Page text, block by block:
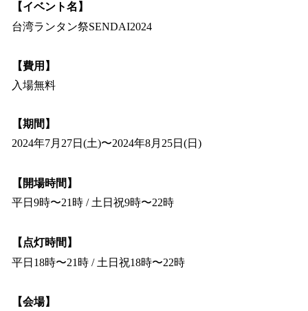
【イベント名】
台湾ランタン祭SENDAI2024
【費用】
入場無料
【期間】
2024年7月27日(土)〜2024年8月25日(日)
【開場時間】
平日9時〜21時 / 土日祝9時〜22時
【点灯時間】
平日18時〜21時 / 土日祝18時〜22時
【会場】